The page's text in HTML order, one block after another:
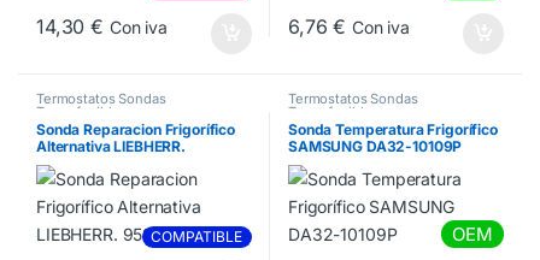
14,30€ Con iva 6,76€ Con iva
Termostatos Sondas
Termofusibles
Sonda Reparacion Frigorífico
Alternativa LIEBHERR.
9590206
COMPATIBLE
Termostatos Sondas
Termofusibles
Sonda Temperatura Frigorífico
SAMSUNG DA32-10109P
OEM